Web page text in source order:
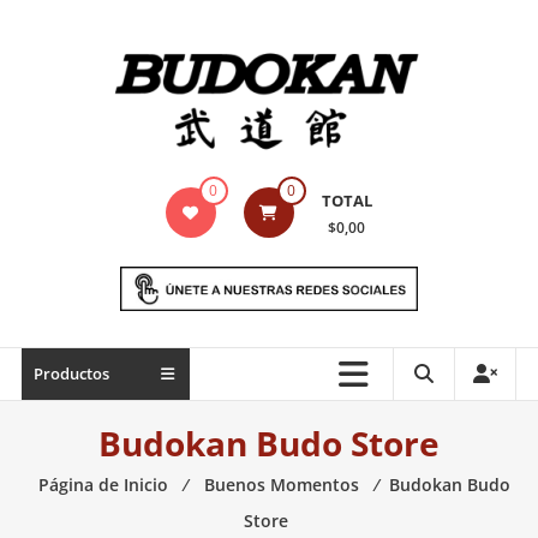
Indumentaria
marciales
Todo
necesario
de
0 0 TOTAL
$0,00
Productos
Budokan Budo Store
Página de Inicio ⁄ Buenos Momentos ⁄ Budokan Budo
Store